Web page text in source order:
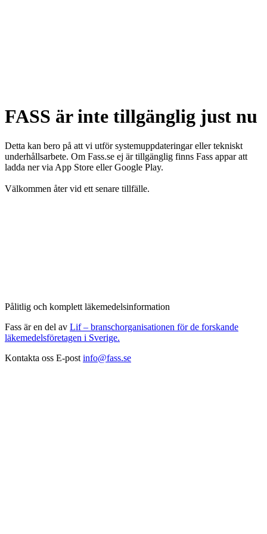
FASS är inte tillgänglig just nu
Detta kan bero på att vi utför systemuppdateringar eller tekniskt
underhållsarbete. Om Fass.se ej är tillgänglig finns Fass appar att
ladda ner via App Store eller Google Play.
Välkommen åter vid ett senare tillfälle.
Pålitlig och komplett läkemedelsinformation
Fass är en del av Lif – branschorganisationen för de forskande
läkemedelsföretagen i Sverige.
Kontakta oss E-post info@fass.se